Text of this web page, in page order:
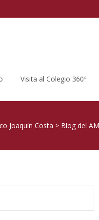
Visita al Colegio 360º
Joaquín Costa > Blog del